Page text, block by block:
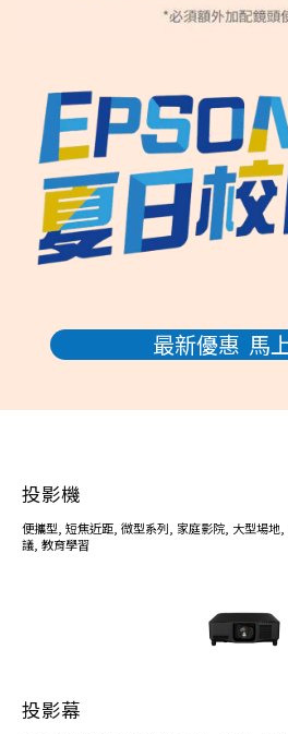
最新優惠 馬
投影機
便攜型, 短焦近距, 微型系列, 家庭影院, 大型場地,
議, 教育學習
投影幕